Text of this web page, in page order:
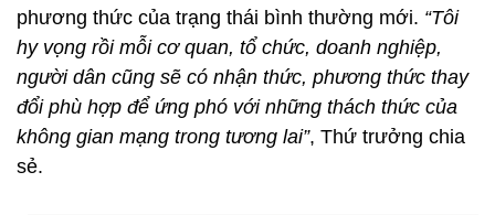
phương thức của trạng thái bình thường mới. “Tôi
hy vọng rồi mỗi cơ quan, tổ chức, doanh nghiệp,
người dân cũng sẽ có nhận thức, phương thức thay
đổi phù hợp để ứng phó với những thách thức của
không gian mạng trong tương lai”, Thứ trưởng chia
sẻ.